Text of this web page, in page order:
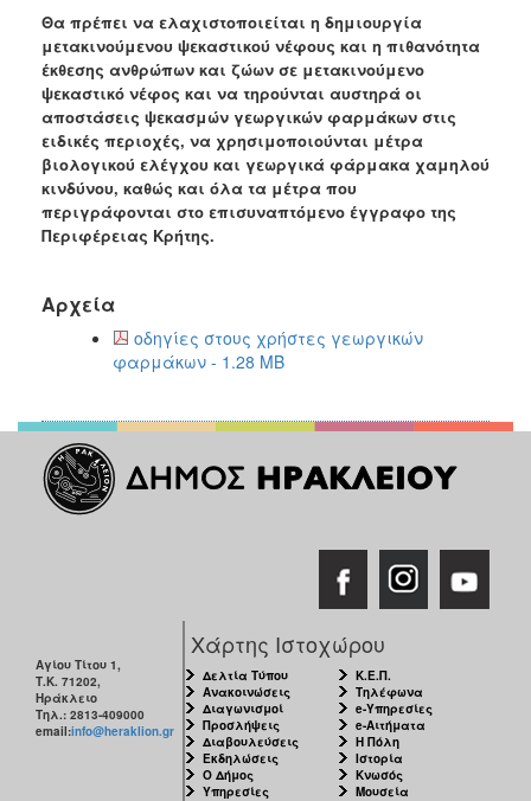
Προσχολική
Αγωγή
Κοιμητήρια
Κέντρο
Οικογένειας
ΑΝΘΕΚΤΙΚΗ
ΠΟΛΗ
Θα πρέπει να ελαχιστοποιείται η δημιουργία
μετακινούμενου ψεκαστικού νέφους και η πιθανότητα
έκθεσης ανθρώπων και ζώων σε μετακινούμενο
ψεκαστικό νέφος και να τηρούνται αυστηρά οι
αποστάσεις ψεκασμών γεωργικών φαρμάκων στις
ειδικές περιοχές, να χρησιμοποιούνται μέτρα
βιολογικού ελέγχου και γεωργικά φάρμακα χαμηλού
κινδύνου, καθώς και όλα τα μέτρα που
περιγράφονται στο επισυναπτόμενο έγγραφο της
Περιφέρειας Κρήτης.
Αρχεία
οδηγίες στους χρήστες γεωργικών
φαρμάκων - 1.28 MB
Αγίου Τίτου 1,
Τ.Κ. 71202,
Ηράκλειο
Τηλ.: 2813-409000
email:info@heraklion.gr
Χάρτης Ιστοχώρου
Δελτία Τύπου
Ανακοινώσεις
Διαγωνισμοί
Προσλήψεις
Διαβουλεύσεις
Εκδηλώσεις
Ο Δήμος
Υπηρεσίες
Κ.Ε.Π.
Τηλέφωνα
e-Υπηρεσίες
e-Αιτήματα
Η Πόλη
Ιστορία
Κνωσός
Μουσεία